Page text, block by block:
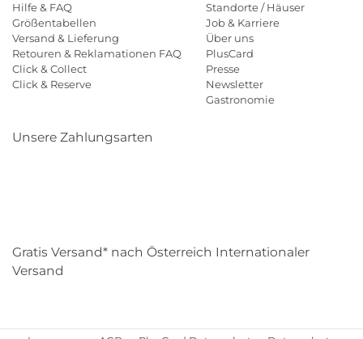
Hilfe & FAQ
Größentabellen
Versand & Lieferung
Retouren & Reklamationen FAQ
Click & Collect
Click & Reserve
Standorte / Häuser
Job & Karriere
Über uns
PlusCard
Presse
Newsletter
Gastronomie
Unsere Zahlungsarten
Gratis Versand* nach Österreich Internationaler
Versand